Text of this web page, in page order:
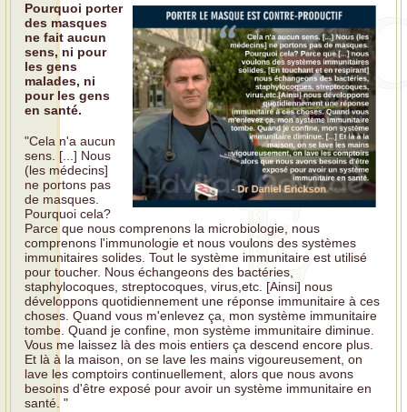
Pourquoi porter
des masques
ne fait aucun
sens, ni pour
les gens
malades, ni
pour les gens
en santé.
"Cela n'a aucun
sens. [...] Nous
(les médecins]
ne portons pas
de masques.
Pourquoi cela?
Parce que nous comprenons la microbiologie, nous
comprenons l'immunologie et nous voulons des systèmes
immunitaires solides. Tout le système immunitaire est utilisé
pour toucher. Nous échangeons des bactéries,
staphylocoques, streptocoques, virus,etc. [Ainsi] nous
développons quotidiennement une réponse immunitaire à ces
choses. Quand vous m'enlevez ça, mon système immunitaire
tombe. Quand je confine, mon système immunitaire diminue.
Vous me laissez là des mois entiers ça descend encore plus.
Et là à la maison, on se lave les mains vigoureusement, on
lave les comptoirs continuellement, alors que nous avons
besoins d'être exposé pour avoir un système immunitaire en
santé. "